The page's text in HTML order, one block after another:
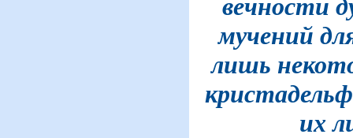
вечности
мучений
лишь
их